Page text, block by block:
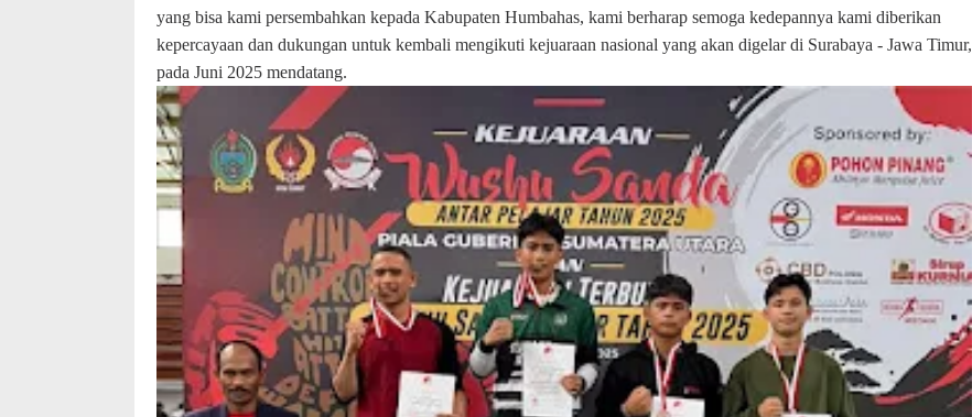
yang bisa kami persembahkan kepada Kabupaten Humbahas, kami berharap semoga kedepannya kami diberikan
kepercayaan dan dukungan untuk kembali mengikuti kejuaraan nasional yang akan digelar di Surabaya - Jawa Timur,
pada Juni 2025 mendatang.